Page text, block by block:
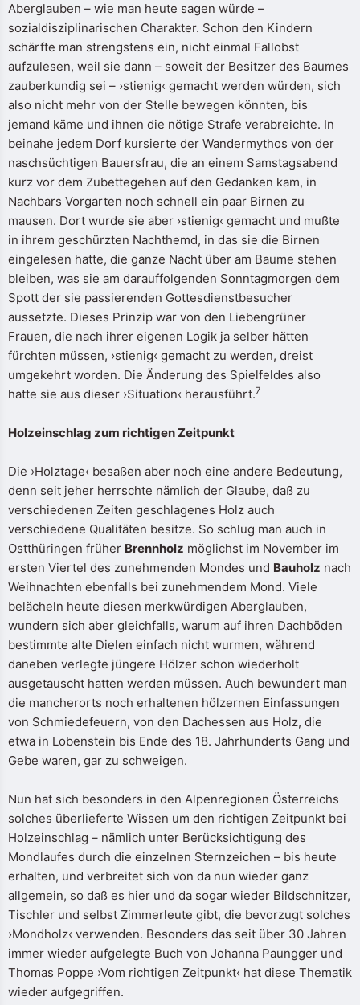
Aberglauben – wie man heute sagen würde –
sozialdisziplinarischen Charakter. Schon den Kindern
schärfte man strengstens ein, nicht einmal Fallobst
aufzulesen, weil sie dann – soweit der Besitzer des Baumes
zauberkundig sei – ›stienig‹ gemacht werden würden, sich
also nicht mehr von der Stelle bewegen könnten, bis
jemand käme und ihnen die nötige Strafe verabreichte. In
beinahe jedem Dorf kursierte der Wandermythos von der
naschsüchtigen Bauersfrau, die an einem Samstagsabend
kurz vor dem Zubettegehen auf den Gedanken kam, in
Nachbars Vorgarten noch schnell ein paar Birnen zu
mausen. Dort wurde sie aber ›stienig‹ gemacht und mußte
in ihrem geschürzten Nachthemd, in das sie die Birnen
eingelesen hatte, die ganze Nacht über am Baume stehen
bleiben, was sie am darauffolgenden Sonntagmorgen dem
Spott der sie passierenden Gottesdienstbesucher
aussetzte. Dieses Prinzip war von den Liebengrüner
Frauen, die nach ihrer eigenen Logik ja selber hätten
fürchten müssen, ›stienig‹ gemacht zu werden, dreist
umgekehrt worden. Die Änderung des Spielfeldes also
hatte sie aus dieser ›Situation‹ herausführt.7
Holzeinschlag zum richtigen Zeitpunkt
Die ›Holztage‹ besaßen aber noch eine andere Bedeutung,
denn seit jeher herrschte nämlich der Glaube, daß zu
verschiedenen Zeiten geschlagenes Holz auch
verschiedene Qualitäten besitze. So schlug man auch in
Ostthüringen früher Brennholz möglichst im November im
ersten Viertel des zunehmenden Mondes und Bauholz nach
Weihnachten ebenfalls bei zunehmendem Mond. Viele
belächeln heute diesen merkwürdigen Aberglauben,
wundern sich aber gleichfalls, warum auf ihren Dachböden
bestimmte alte Dielen einfach nicht wurmen, während
daneben verlegte jüngere Hölzer schon wiederholt
ausgetauscht hatten werden müssen. Auch bewundert man
die mancherorts noch erhaltenen hölzernen Einfassungen
von Schmiedefeuern, von den Dachessen aus Holz, die
etwa in Lobenstein bis Ende des 18. Jahrhunderts Gang und
Gebe waren, gar zu schweigen.
Nun hat sich besonders in den Alpenregionen Österreichs
solches überlieferte Wissen um den richtigen Zeitpunkt bei
Holzeinschlag – nämlich unter Berücksichtigung des
Mondlaufes durch die einzelnen Sternzeichen – bis heute
erhalten, und verbreitet sich von da nun wieder ganz
allgemein, so daß es hier und da sogar wieder Bildschnitzer,
Tischler und selbst Zimmerleute gibt, die bevorzugt solches
›Mondholz‹ verwenden. Besonders das seit über 30 Jahren
immer wieder aufgelegte Buch von Johanna Paungger und
Thomas Poppe ›Vom richtigen Zeitpunkt‹ hat diese Thematik
wieder aufgegriffen.